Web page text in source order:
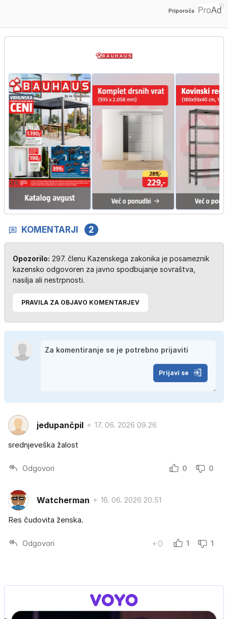
Priporoča
KOMENTARJI 2
Opozorilo: 297. členu Kazenskega zakonika je posameznik
kazensko odgovoren za javno spodbujanje sovraštva,
nasilja ali nestrpnosti.
PRAVILA ZA OBJAVO KOMENTARJEV
Prijavi se
jedupančpil 17. 06. 2026 09.26
srednjeveška žalost
Odgovori 0 0
Watcherman 16. 06. 2026 20.51
Res čudovita ženska.
Odgovori +0 1 1